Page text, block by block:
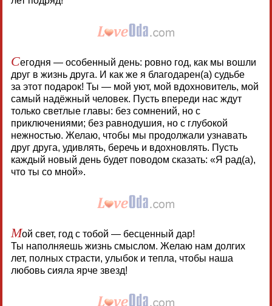
Сегодня — особенный день: ровно год, как мы вошли
друг в жизнь друга. И как же я благодарен(а) судьбе
за этот подарок! Ты — мой уют, мой вдохновитель, мой
самый надёжный человек. Пусть впереди нас ждут
только светлые главы: без сомнений, но с
приключениями; без равнодушия, но с глубокой
нежностью. Желаю, чтобы мы продолжали узнавать
друг друга, удивлять, беречь и вдохновлять. Пусть
каждый новый день будет поводом сказать: «Я рад(а),
что ты со мной».
Мой свет, год с тобой — бесценный дар!
Ты наполняешь жизнь смыслом. Желаю нам долгих
лет, полных страсти, улыбок и тепла, чтобы наша
любовь сияла ярче звезд!